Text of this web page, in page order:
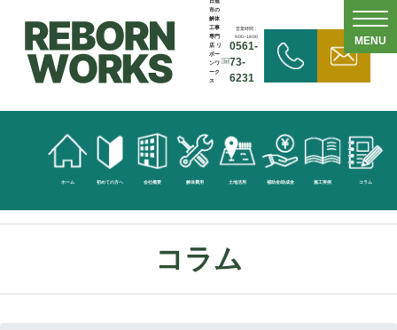
市の
解体
工事
専門
店 リ
ボー
ンワ
ーク
ス
営業時間：
9:00~18:00
0561-
73-
6231
ホーム 初めての方へ 会社概要 解体費用 土地活用 補助金/助成金 施工実例 コラム
MENU
コラム
無
料
見
積
頼